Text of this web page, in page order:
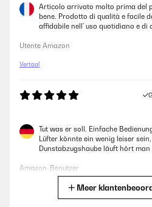
Articolo arrivato molto prima del
bene. Prodotto di qualità e facile
affidabile nell’ uso quotidiano e di
Utente Amazon
Vertaal
Tut was er soll. Einfache
Lüfter könnte ein wenig leiser
Dunstabzugshaube läuft hört
Amazon-Benutzer
Meer